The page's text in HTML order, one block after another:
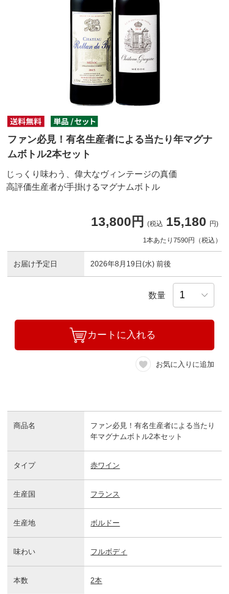
ファン必見！有名生産者による当たり年マグナ
ムボトル2本セット
じっくり味わう、偉大なヴィンテージの真価
高評価生産者が手掛けるマグナムボトル
13,800円 (税込 15,180 円)
1本あたり7590円（税込）
お届け予定日 2026年8月19日(水) 前後
数量
カートに入れる
お気に入りに追加
商品名
ファン必見！有名生産者による当たり
年マグナムボトル2本セット
タイプ 赤ワイン
生産国 フランス
生産地 ボルドー
味わい フルボディ
本数 2本